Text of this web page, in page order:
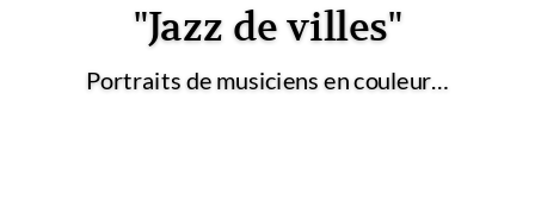
"Jazz de villes"
Portraits de musiciens en couleur…